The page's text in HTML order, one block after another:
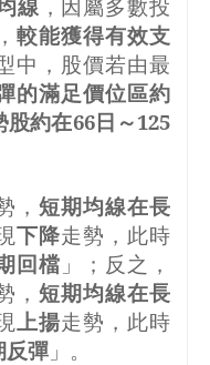
線 ，因屬多數投
較能獲得有效支
中，股價若由最
的滿足價位區約
股約在66日～125
，短期均線在長
下降走勢，此時
回檔 」；反之，
，短期均線在長
上揚走勢，此時
反彈」。